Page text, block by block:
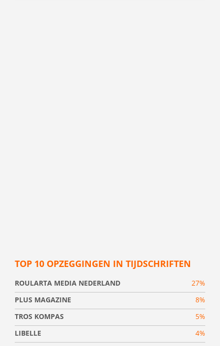
TOP 10 OPZEGGINGEN IN TIJDSCHRIFTEN
ROULARTA MEDIA NEDERLAND
27%
PLUS MAGAZINE
8%
TROS KOMPAS
5%
LIBELLE
4%